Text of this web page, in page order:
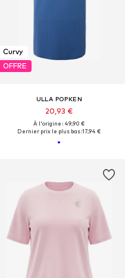
Curvy
OFFRE
ULLA POPKEN
20,93 €
À l'origine : 49,90 €
Dernier prix le plus bas :17,94 €